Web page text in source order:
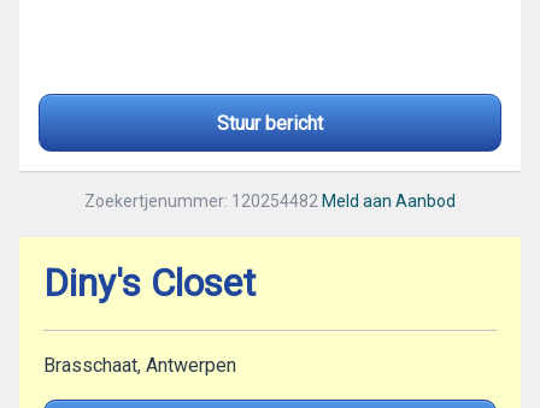
Stuur bericht
Zoekertjenummer: 120254482 Meld aan Aanbod
Diny's Closet
Brasschaat, Antwerpen